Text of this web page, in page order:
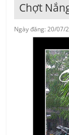
Chợt
Ngày đăng: 20/07/